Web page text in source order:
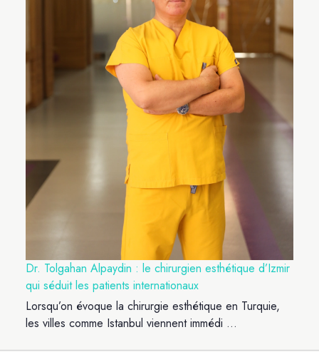
Dr. Tolgahan Alpaydin : le chirurgien esthétique d’Izmir
qui séduit les patients internationaux
Lorsqu’on évoque la chirurgie esthétique en Turquie,
les villes comme Istanbul viennent immédi ...